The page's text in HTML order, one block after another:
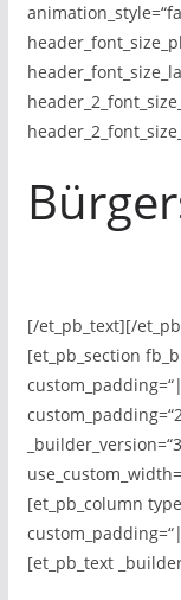
[/et_pb_text][/
[et_pb_section
[et_pb_column
[et_pb_text